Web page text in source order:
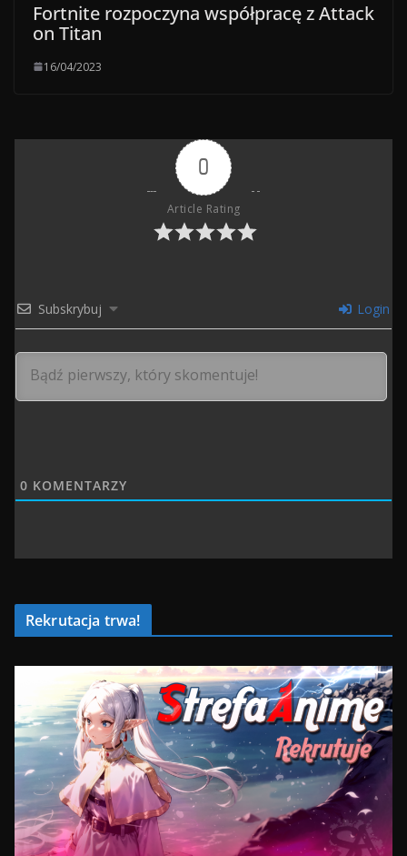
Fortnite rozpoczyna współpracę z Attack
on Titan
16/04/2023
0
Article Rating
Subskrybuj Login
0 KOMENTARZY
Rekrutacja trwa!